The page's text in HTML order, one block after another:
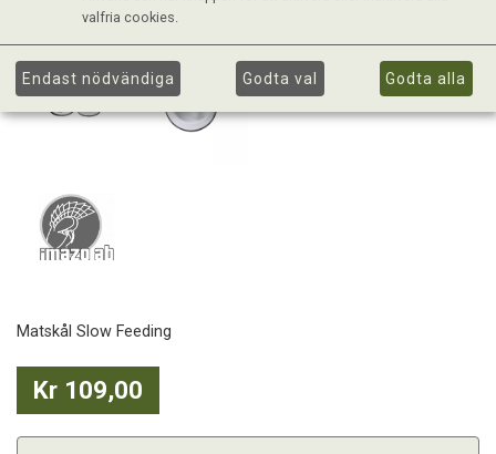
Matskål Slow Feeding
Kr 109,00
valfria cookies.
Endast nödvändiga Godta val Godta alla